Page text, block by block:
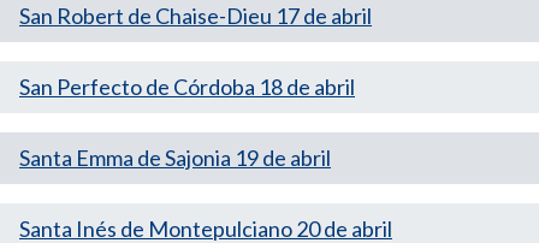
San Robert de Chaise-Dieu 17 de abril
San Perfecto de Córdoba 18 de abril
Santa Emma de Sajonia 19 de abril
Santa Inés de Montepulciano 20 de abril